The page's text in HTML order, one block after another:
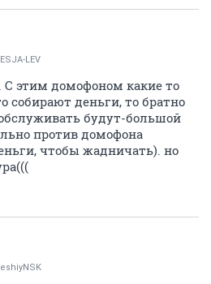
LEV
С этим домофоном какие то
собирают деньги, то братно
будут-большой
против домофона
чтобы жадничать). но